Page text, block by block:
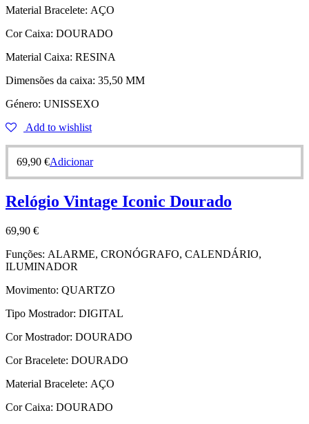
Material Bracelete: AÇO
Cor Caixa: DOURADO
Material Caixa: RESINA
Dimensões da caixa: 35,50 MM
Género: UNISSEXO
Add to wishlist
69,90 €Adicionar
Relógio Vintage Iconic Dourado
69,90 €
Funções: ALARME, CRONÓGRAFO, CALENDÁRIO,
ILUMINADOR
Movimento: QUARTZO
Tipo Mostrador: DIGITAL
Cor Mostrador: DOURADO
Cor Bracelete: DOURADO
Material Bracelete: AÇO
Cor Caixa: DOURADO